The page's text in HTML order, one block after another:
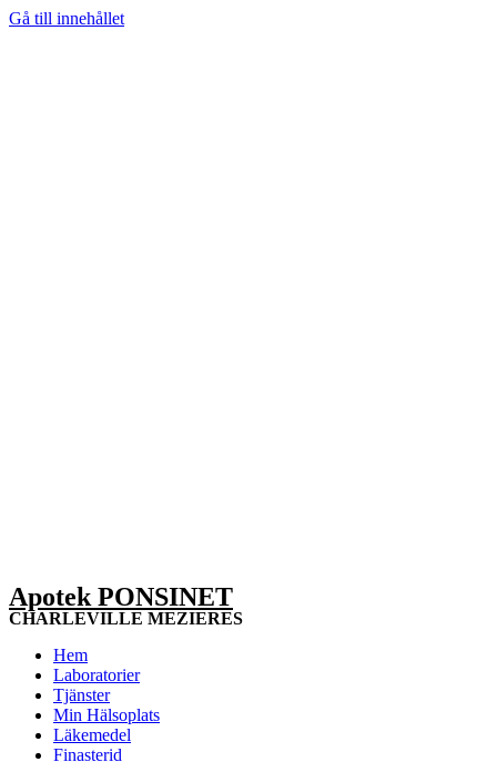
Gå till innehållet
Apotek PONSINET
CHARLEVILLE MEZIERES
Hem
Laboratorier
Tjänster
Min Hälsoplats
Läkemedel
Finasterid